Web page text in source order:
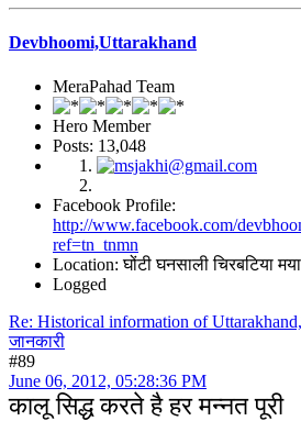
Devbhoomi,Uttarakhand
MeraPahad Team
Hero Member
Posts: 13,048
Facebook Profile:
http://www.facebook.com/
ref=tn_tnmn
Location: घोंटी घनसाली चिरबटिया
Logged
Re: Historical information of
जानकारी
#89
June 06, 2012, 05:28:36 PM
कालू सिद्ध करते है हर मन्नत पूरी